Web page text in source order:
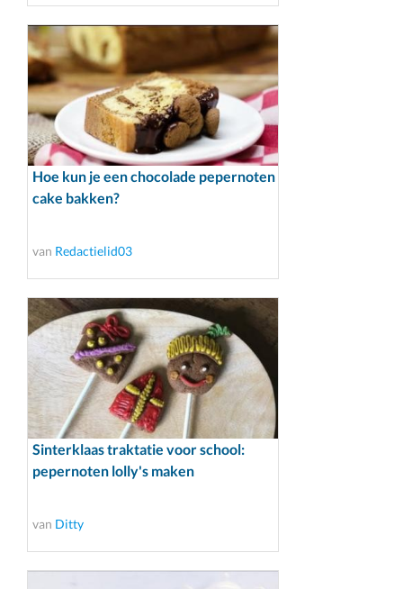
Hoe kun je een chocolade pepernoten
cake bakken?
van Redactielid03
Sinterklaas traktatie voor school:
pepernoten lolly's maken
van Ditty